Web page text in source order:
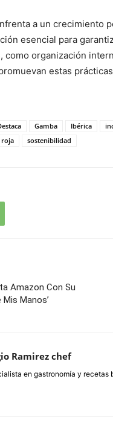
a un crecimiento
esencial para
como organización
estas
Gamba Ibérica
roja sostenibilidad
Amazon Con Su
Manos’
Ramirez chef
en gastronomía y recetas